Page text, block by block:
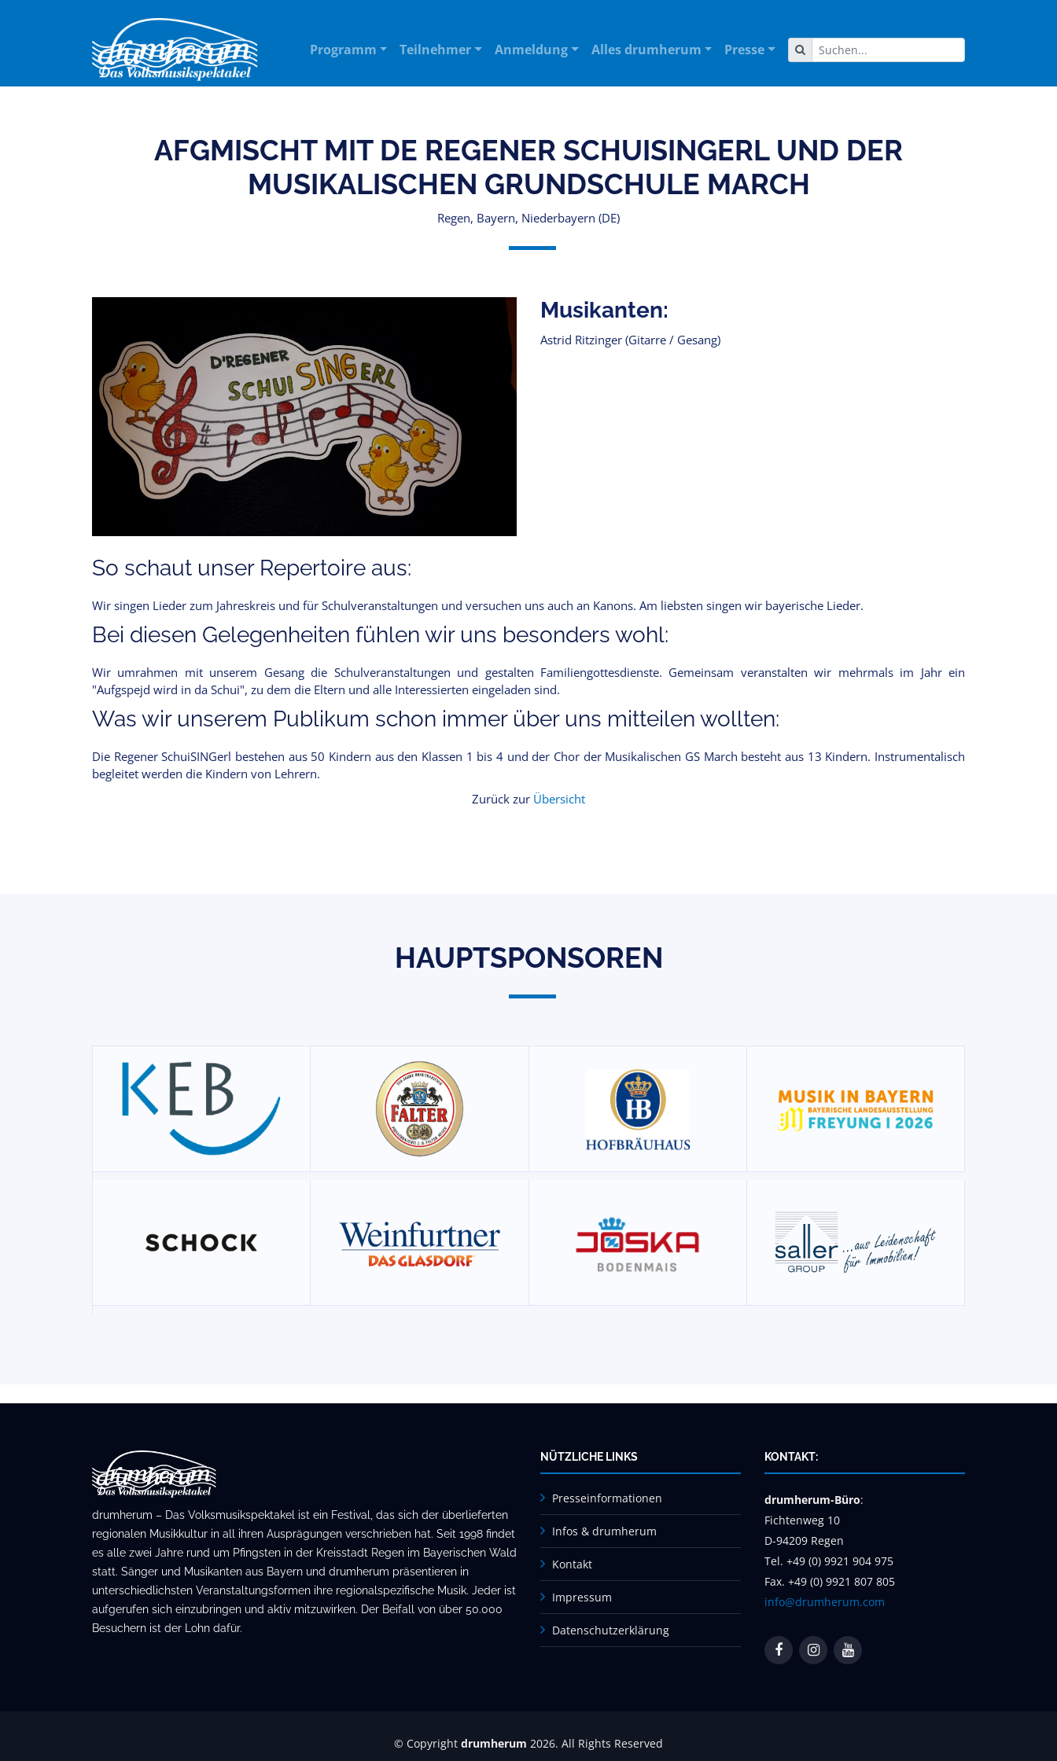
Programm Teilnehmer Anmeldung Alles drumherum Presse
AFGMISCHT MIT DE REGENER SCHUISINGERL UND DER
MUSIKALISCHEN GRUNDSCHULE MARCH
Regen, Bayern, Niederbayern (DE)
Musikanten:
Astrid Ritzinger (Gitarre / Gesang)
So schaut unser Repertoire aus:
Wir singen Lieder zum Jahreskreis und für Schulveranstaltungen und versuchen uns auch an Kanons. Am liebsten singen wir bayerische Lieder.
Bei diesen Gelegenheiten fühlen wir uns besonders wohl:
Wir umrahmen mit unserem Gesang die Schulveranstaltungen und gestalten Familiengottesdienste. Gemeinsam veranstalten wir mehrmals im Jahr ein
"Aufgspejd wird in da Schui", zu dem die Eltern und alle Interessierten eingeladen sind.
Was wir unserem Publikum schon immer über uns mitteilen wollten:
Die Regener SchuiSINGerl bestehen aus 50 Kindern aus den Klassen 1 bis 4 und der Chor der Musikalischen GS March besteht aus 13 Kindern. Instrumentalisch
begleitet werden die Kindern von Lehrern.
Zurück zur Übersicht
HAUPTSPONSOREN
drumherum – Das Volksmusikspektakel ist ein Festival, das sich der überlieferten
regionalen Musikkultur in all ihren Ausprägungen verschrieben hat. Seit 1998 findet
es alle zwei Jahre rund um Pfingsten in der Kreisstadt Regen im Bayerischen Wald
statt. Sänger und Musikanten aus Bayern und drumherum präsentieren in
unterschiedlichsten Veranstaltungsformen ihre regionalspezifische Musik. Jeder ist
aufgerufen sich einzubringen und aktiv mitzuwirken. Der Beifall von über 50.000
Besuchern ist der Lohn dafür.
NÜTZLICHE LINKS
Presseinformationen
Infos & drumherum
Kontakt
Impressum
Datenschutzerklärung
KONTAKT:
drumherum-Büro:
Fichtenweg 10
D-94209 Regen
Tel. +49 (0) 9921 904 975
Fax. +49 (0) 9921 807 805
info@drumherum.com
© Copyright drumherum 2026. All Rights Reserved